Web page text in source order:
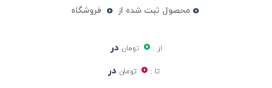
0 محصول ثبت شده از 0 فروشگاه
از : 0 تومان در
تا : 0 تومان در